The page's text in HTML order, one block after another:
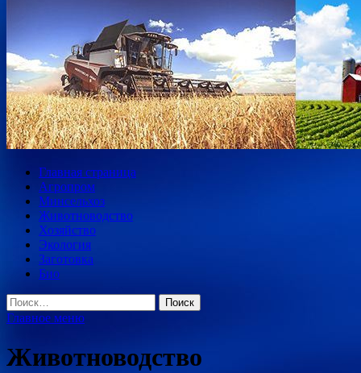
Главная страница
Агропром
Минсельхоз
Животноводство
Хозяйство
Экология
Заготовка
Био
Найти:
Главное меню
Животноводство